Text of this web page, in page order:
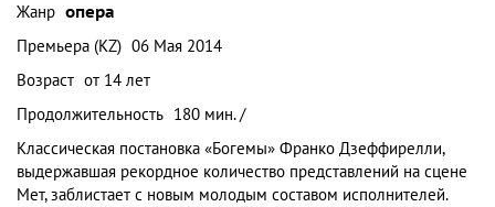
Жанр опера
Премьера (KZ) 06 Мая 2014
Возраст от 14 лет
Продолжительность 180 мин. /
Классическая постановка «Богемы» Франко Дзеффирелли,
выдержавшая рекордное количество представлений на сцене
Мет, заблистает с новым молодым составом исполнителей.